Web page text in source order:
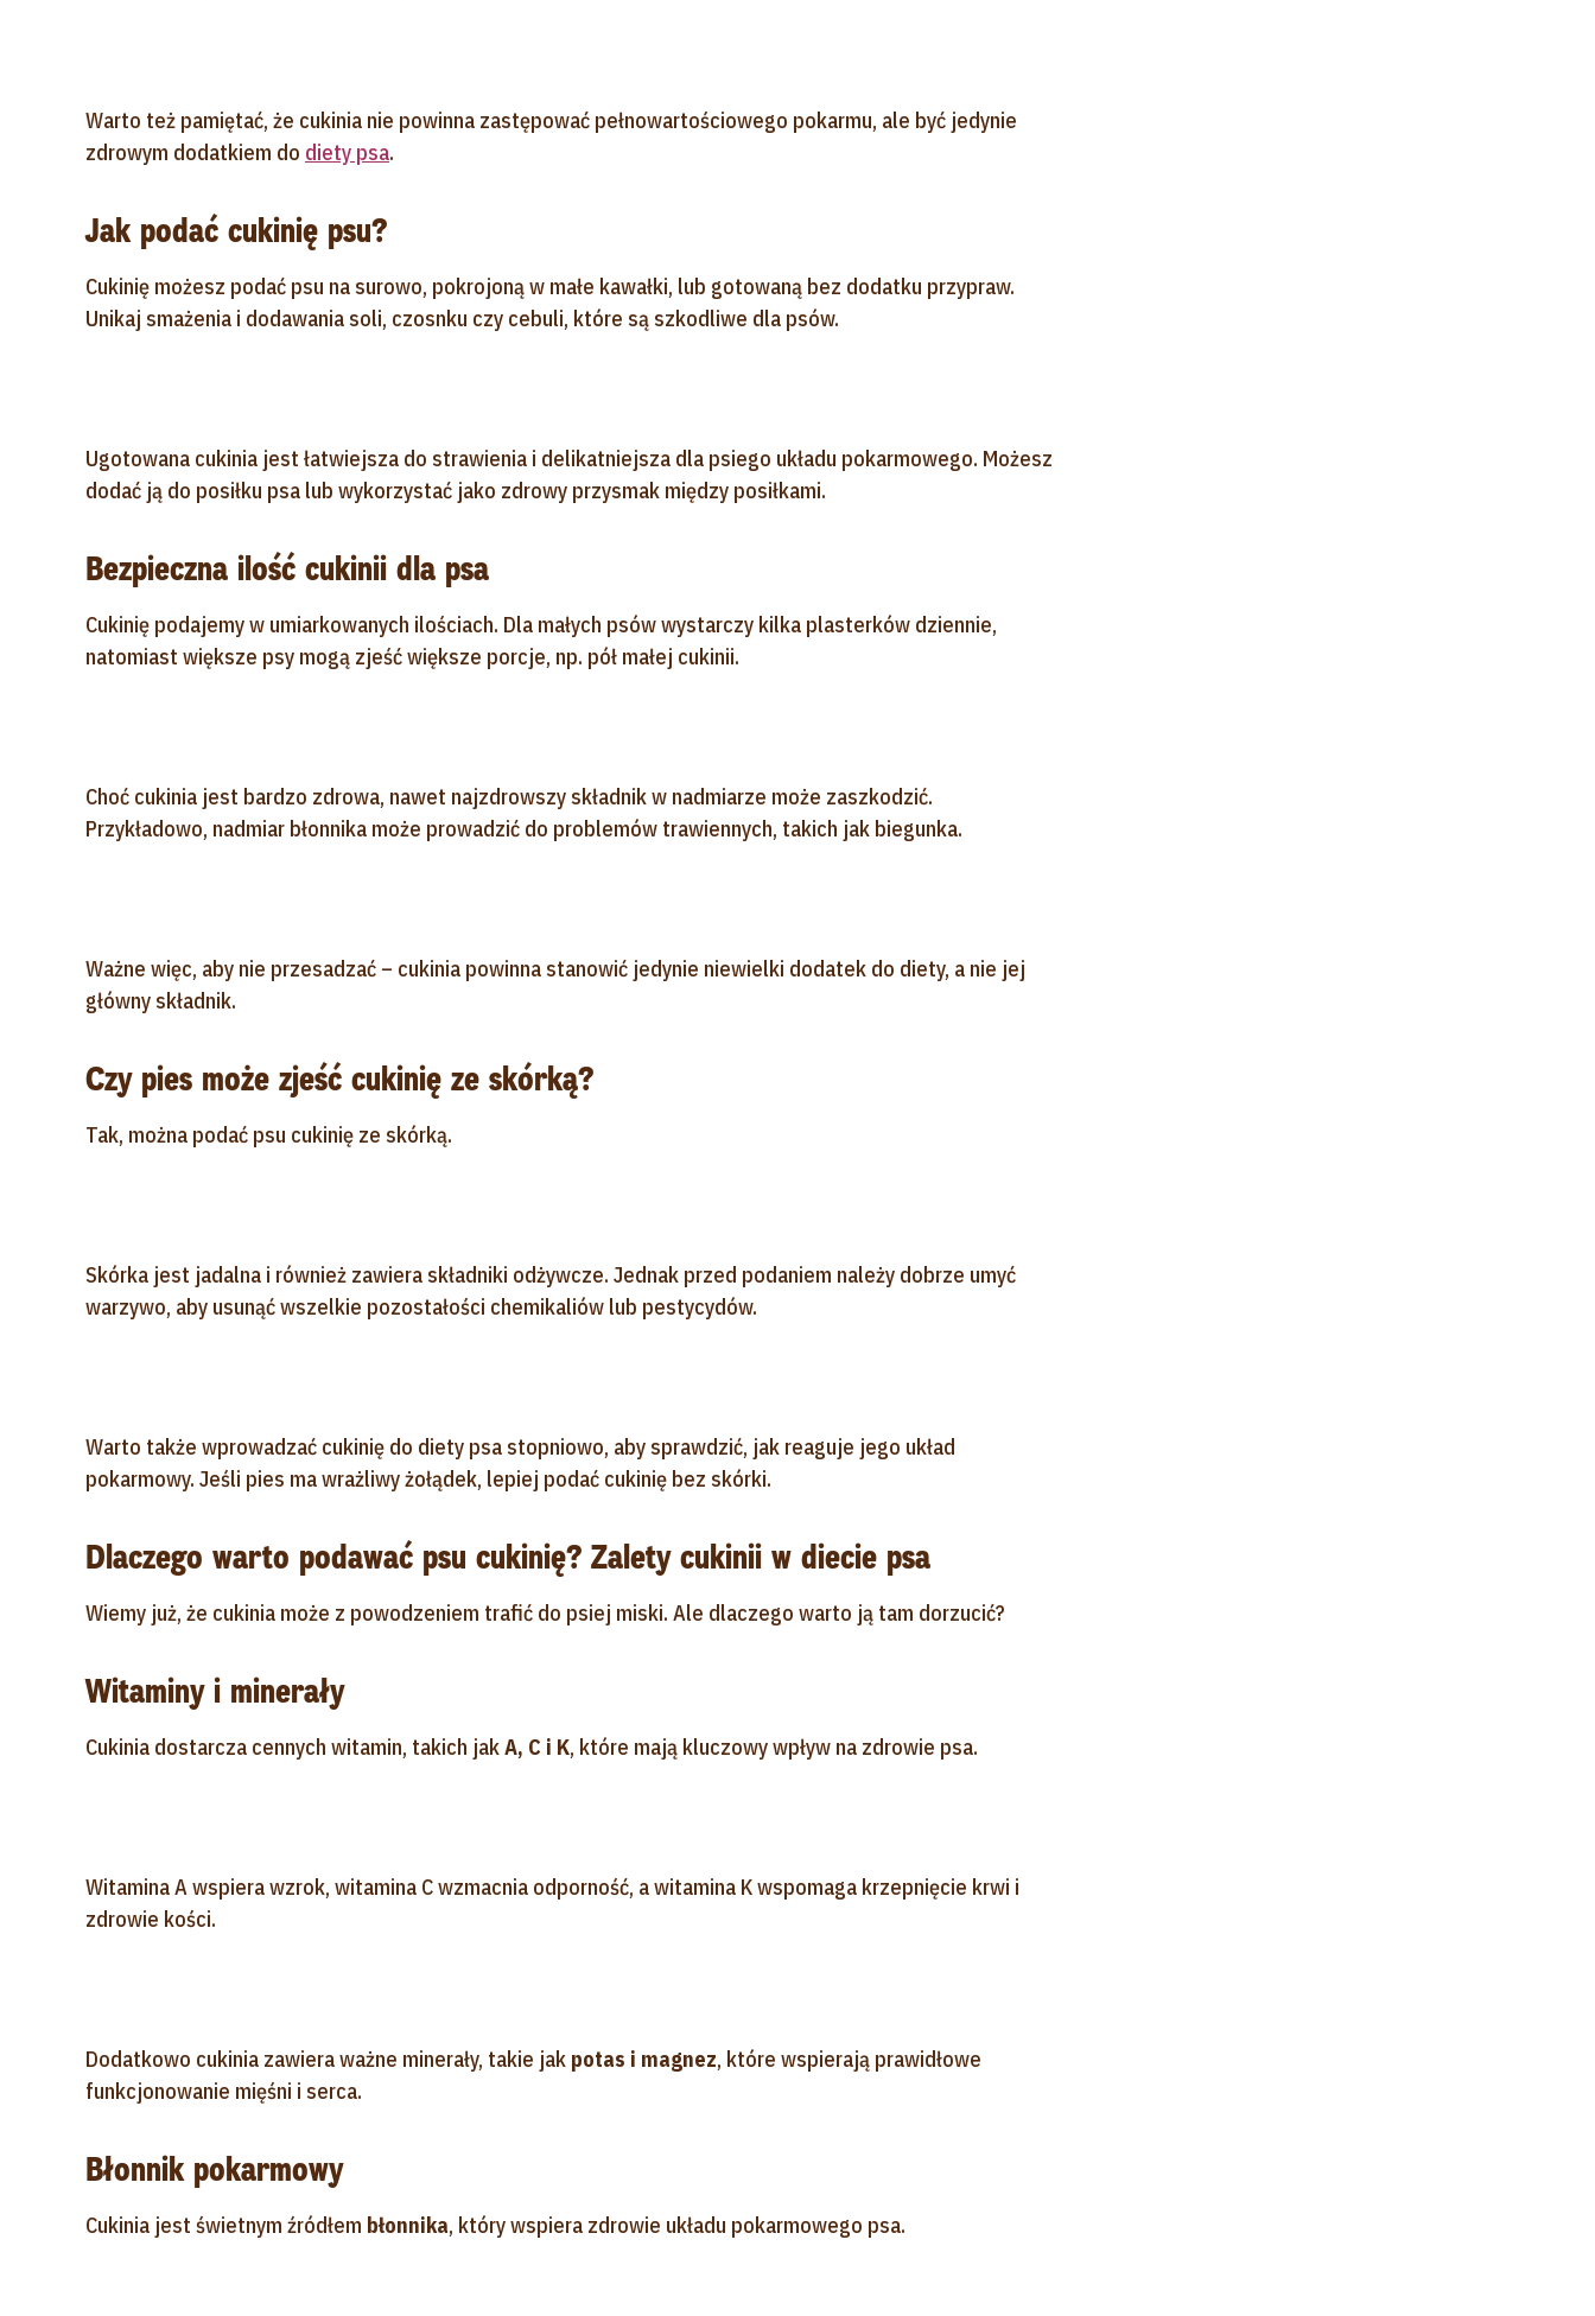
Warto też pamiętać, że cukinia nie powinna zastępować pełnowartościowego pokarmu, ale być jedynie
zdrowym dodatkiem do diety psa.
Jak podać cukinię psu?
Cukinię możesz podać psu na surowo, pokrojoną w małe kawałki, lub gotowaną bez dodatku przypraw.
Unikaj smażenia i dodawania soli, czosnku czy cebuli, które są szkodliwe dla psów.
Ugotowana cukinia jest łatwiejsza do strawienia i delikatniejsza dla psiego układu pokarmowego. Możesz
dodać ją do posiłku psa lub wykorzystać jako zdrowy przysmak między posiłkami.
Bezpieczna ilość cukinii dla psa
Cukinię podajemy w umiarkowanych ilościach. Dla małych psów wystarczy kilka plasterków dziennie,
natomiast większe psy mogą zjeść większe porcje, np. pół małej cukinii.
Choć cukinia jest bardzo zdrowa, nawet najzdrowszy składnik w nadmiarze może zaszkodzić.
Przykładowo, nadmiar błonnika może prowadzić do problemów trawiennych, takich jak biegunka.
Ważne więc, aby nie przesadzać – cukinia powinna stanowić jedynie niewielki dodatek do diety, a nie jej
główny składnik.
Czy pies może zjeść cukinię ze skórką?
Tak, można podać psu cukinię ze skórką.
Skórka jest jadalna i również zawiera składniki odżywcze. Jednak przed podaniem należy dobrze umyć
warzywo, aby usunąć wszelkie pozostałości chemikaliów lub pestycydów.
Warto także wprowadzać cukinię do diety psa stopniowo, aby sprawdzić, jak reaguje jego układ
pokarmowy. Jeśli pies ma wrażliwy żołądek, lepiej podać cukinię bez skórki.
Dlaczego warto podawać psu cukinię? Zalety cukinii w diecie psa
Wiemy już, że cukinia może z powodzeniem trafić do psiej miski. Ale dlaczego warto ją tam dorzucić?
Witaminy i minerały
Cukinia dostarcza cennych witamin, takich jakA, C i K, które mają kluczowy wpływ na zdrowie psa.
Witamina A wspiera wzrok, witamina C wzmacnia odporność, a witamina K wspomaga krzepnięcie krwi i
zdrowie kości.
Dodatkowo cukinia zawiera ważne minerały, takie jak potas i magnez, które wspierają prawidłowe
funkcjonowanie mięśni i serca.
Błonnik pokarmowy
Cukinia jest świetnym źródłem błonnika, który wspiera zdrowie układu pokarmowego psa.